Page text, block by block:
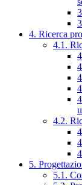
4. Ricerca
4.1.
4.2.
5.
5.1.